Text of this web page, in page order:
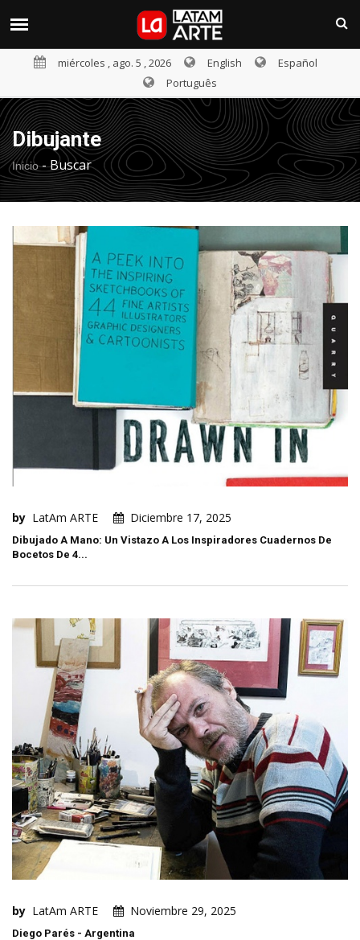
miércoles , ago. 5 , 2026 English
Español
Português
Dibujante
Inicio-Buscar
by LatAm ARTE Diciembre 17, 2025
Dibujado A Mano: Un Vistazo A Los Inspiradores Cuadernos De
Bocetos De 4...
by LatAm ARTE Noviembre 29, 2025
Diego Parés - Argentina